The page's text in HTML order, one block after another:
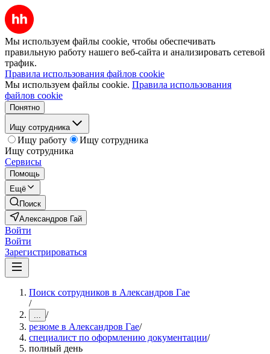
Мы используем файлы cookie, чтобы обеспечивать
правильную работу нашего веб-сайта и анализировать сетевой
трафик.
Правила использования файлов cookie
Мы используем файлы cookie. Правила использования
файлов cookie
Понятно
Ищу сотрудника
Ищу работу
Ищу сотрудника
Ищу сотрудника
Сервисы
Помощь
Ещё
Поиск
Александров Гай
Войти
Войти
Зарегистрироваться
Поиск сотрудников в Александров Гае
/
... /
резюме в Александров Гае/
специалист по оформлению документации/
полный день